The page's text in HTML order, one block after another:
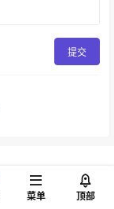
提交
菜单 顶部